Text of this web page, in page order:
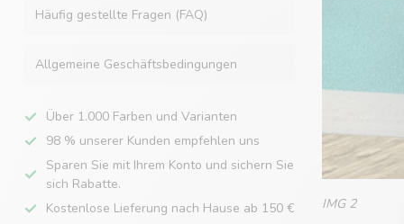
Häufig gestellte Fragen (FAQ)
Allgemeine Geschäftsbedingungen
Über 1.000 Farben und Varianten
98 % unserer Kunden empfehlen uns
Sparen Sie mit Ihrem Konto und sichern Sie
sich Rabatte.
Kostenlose Lieferung nach Hause ab 150 €
IMG 2